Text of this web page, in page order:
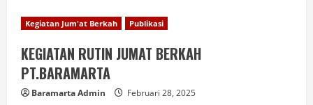
Kegiatan Jum'at Berkah Publikasi
KEGIATAN RUTIN JUMAT BERKAH
PT.BARAMARTA
Baramarta Admin Februari 28, 2025